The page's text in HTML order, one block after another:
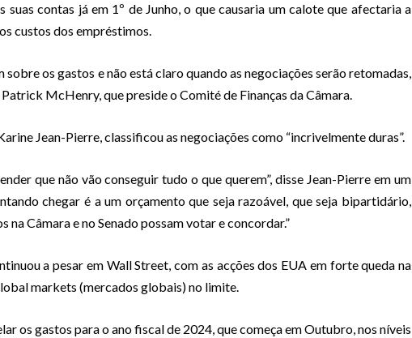
suas contas já em 1º de Junho, o que causaria um calote que afectaria a
custos dos empréstimos.
os gastos e não está claro quando as negociações serão retomadas,
McHenry, que preside o Comité de Finanças da Câmara.
Jean-Pierre, classificou as negociações como “incrivelmente duras”.
que não vão conseguir tudo o que querem”, disse Jean-Pierre em um
chegar é a um orçamento que seja razoável, que seja bipartidário,
na Câmara e no Senado possam votar e concordar.”
a pesar em Wall Street, com as acções dos EUA em forte queda na
markets (mercados globais) no limite.
os gastos para o ano fiscal de 2024, que começa em Outubro, nos níveis